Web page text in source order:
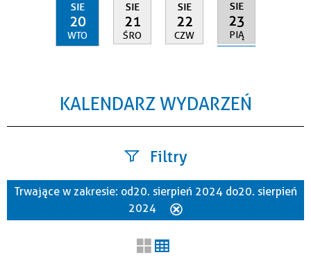
SIE
20
WTO
SIE
21
ŚRO
SIE
22
CZW
SIE
23
PIĄ
KALENDARZ WYDARZEŃ
Filtry
Szukana fraza
Trwające w zakresie: od 20. sierpień 2024 do 20. sierpień
2024